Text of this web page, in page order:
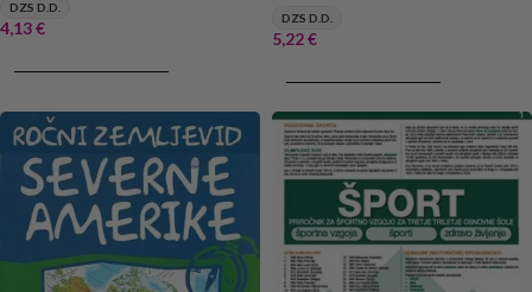
DZS D.D.
4,13€
DZS D.D.
5,22€